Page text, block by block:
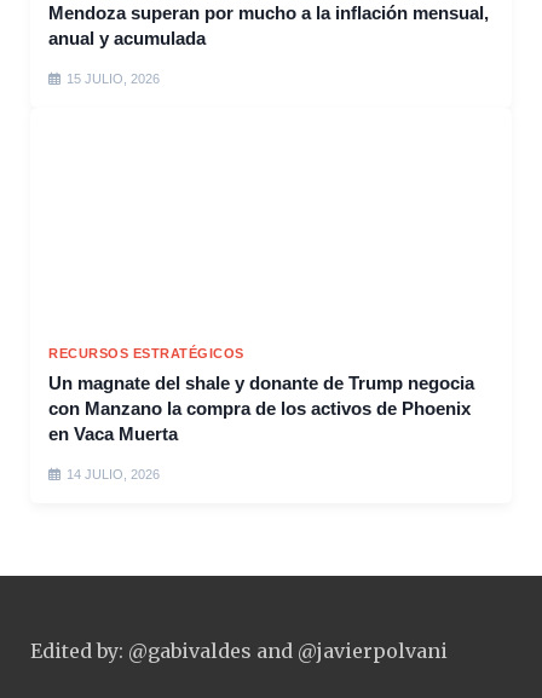
Mendoza superan por mucho a la inflación mensual,
anual y acumulada
15 JULIO, 2026
RECURSOS ESTRATÉGICOS
Un magnate del shale y donante de Trump negocia
con Manzano la compra de los activos de Phoenix
en Vaca Muerta
14 JULIO, 2026
Edited by: @gabivaldes and @javierpolvani